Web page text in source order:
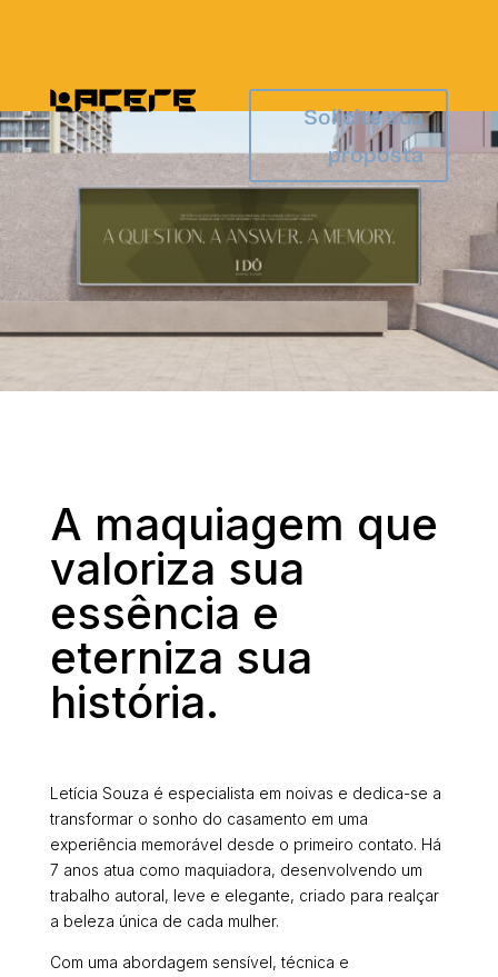
Solicite sua
proposta
A maquiagem que
valoriza sua
essência e
eterniza sua
história.
Letícia Souza é especialista em noivas e dedica-se a
transformar o sonho do casamento em uma
experiência memorável desde o primeiro contato. Há
7 anos atua como maquiadora, desenvolvendo um
trabalho autoral, leve e elegante, criado para realçar
a beleza única de cada mulher.
Com uma abordagem sensível, técnica e